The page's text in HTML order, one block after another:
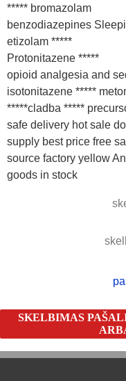
***** bromazolam
benzodiazepines
etizolam *****
Protonitazene *****
opioid analgesia and
isotonitazene *****
*****cladba *****
safe delivery hot sale
supply best price free
source factory yellow
goods in stock
SKELBIMAS